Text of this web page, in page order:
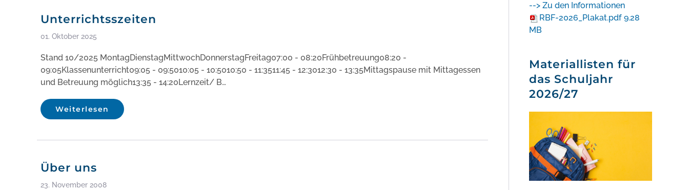
Unterrichtsszeiten
01. Oktober 2025
Stand 10/2025 MontagDienstagMittwochDonnerstagFreitag07:00 - 08:20Frühbetreuung08:20 -
09:05Klassenunterricht09:05 - 09:5010:05 - 10:5010:50 - 11:3511:45 - 12:3012:30 - 13:35Mittagspause mit Mittagessen
und Betreuung möglich13:35 - 14:20Lernzeit/ B…
Weiterlesen
Über uns
23. November 2008
--> Zu den Informationen
RBF-2026_Plakat.pdf 9.28
MB
Materiallisten für
das Schuljahr
2026/27